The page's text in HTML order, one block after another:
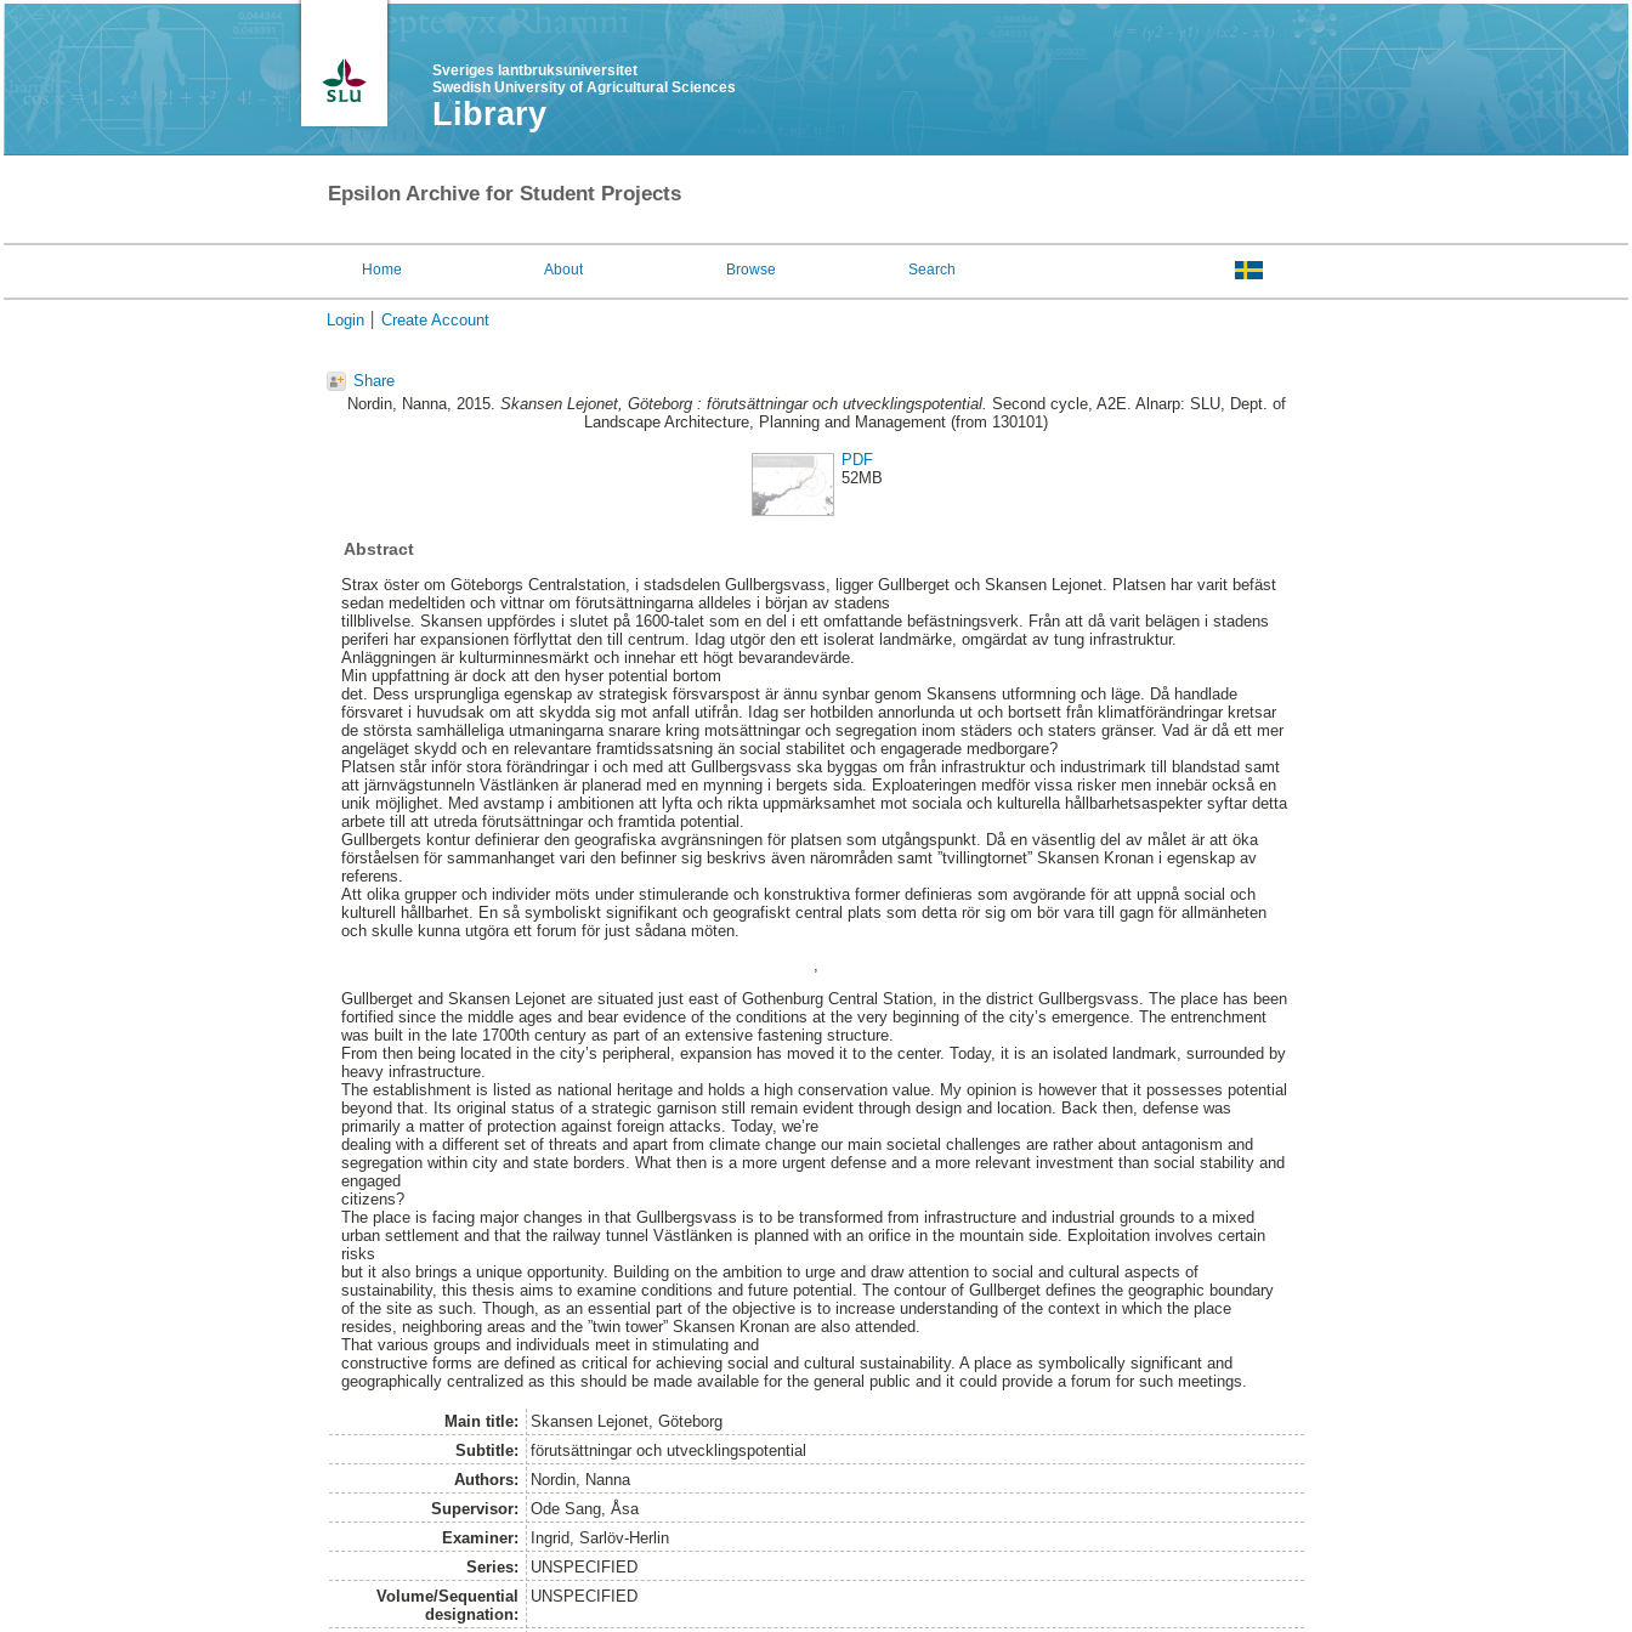
Sveriges lantbruksuniversitet
Swedish University of Agricultural Sciences
Library
Epsilon Archive for Student Projects
Home About Browse Search
Login Create Account
Share
Nordin, Nanna, 2015. Skansen Lejonet, Göteborg : förutsättningar och utvecklingspotential. Second cycle, A2E. Alnarp: SLU, Dept. of
Landscape Architecture, Planning and Management (from 130101)
PDF
52MB
Abstract
Strax öster om Göteborgs Centralstation, i stadsdelen Gullbergsvass, ligger Gullberget och Skansen Lejonet. Platsen har varit befäst
sedan medeltiden och vittnar om förutsättningarna alldeles i början av stadens
tillblivelse. Skansen uppfördes i slutet på 1600-talet som en del i ett omfattande befästningsverk. Från att då varit belägen i stadens
periferi har expansionen förflyttat den till centrum. Idag utgör den ett isolerat landmärke, omgärdat av tung infrastruktur.
Anläggningen är kulturminnesmärkt och innehar ett högt bevarandevärde.
Min uppfattning är dock att den hyser potential bortom
det. Dess ursprungliga egenskap av strategisk försvarspost är ännu synbar genom Skansens utformning och läge. Då handlade
försvaret i huvudsak om att skydda sig mot anfall utifrån. Idag ser hotbilden annorlunda ut och bortsett från klimatförändringar kretsar
de största samhälleliga utmaningarna snarare kring motsättningar och segregation inom städers och staters gränser. Vad är då ett mer
angeläget skydd och en relevantare framtidssatsning än social stabilitet och engagerade medborgare?
Platsen står inför stora förändringar i och med att Gullbergsvass ska byggas om från infrastruktur och industrimark till blandstad samt
att järnvägstunneln Västlänken är planerad med en mynning i bergets sida. Exploateringen medför vissa risker men innebär också en
unik möjlighet. Med avstamp i ambitionen att lyfta och rikta uppmärksamhet mot sociala och kulturella hållbarhetsaspekter syftar detta
arbete till att utreda förutsättningar och framtida potential.
Gullbergets kontur definierar den geografiska avgränsningen för platsen som utgångspunkt. Då en väsentlig del av målet är att öka
förståelsen för sammanhanget vari den befinner sig beskrivs även närområden samt ”tvillingtornet” Skansen Kronan i egenskap av
referens.
Att olika grupper och individer möts under stimulerande och konstruktiva former definieras som avgörande för att uppnå social och
kulturell hållbarhet. En så symboliskt signifikant och geografiskt central plats som detta rör sig om bör vara till gagn för allmänheten
och skulle kunna utgöra ett forum för just sådana möten.
Gullberget and Skansen Lejonet are situated just east of Gothenburg Central Station, in the district Gullbergsvass. The place has been
fortified since the middle ages and bear evidence of the conditions at the very beginning of the city’s emergence. The entrenchment
was built in the late 1700th century as part of an extensive fastening structure.
From then being located in the city’s peripheral, expansion has moved it to the center. Today, it is an isolated landmark, surrounded by
heavy infrastructure.
The establishment is listed as national heritage and holds a high conservation value. My opinion is however that it possesses potential
beyond that. Its original status of a strategic garnison still remain evident through design and location. Back then, defense was
primarily a matter of protection against foreign attacks. Today, we’re
dealing with a different set of threats and apart from climate change our main societal challenges are rather about antagonism and
segregation within city and state borders. What then is a more urgent defense and a more relevant investment than social stability and
engaged
citizens?
The place is facing major changes in that Gullbergsvass is to be transformed from infrastructure and industrial grounds to a mixed
urban settlement and that the railway tunnel Västlänken is planned with an orifice in the mountain side. Exploitation involves certain
risks
but it also brings a unique opportunity. Building on the ambition to urge and draw attention to social and cultural aspects of
sustainability, this thesis aims to examine conditions and future potential. The contour of Gullberget defines the geographic boundary
of the site as such. Though, as an essential part of the objective is to increase understanding of the context in which the place
resides, neighboring areas and the ”twin tower” Skansen Kronan are also attended.
That various groups and individuals meet in stimulating and
constructive forms are defined as critical for achieving social and cultural sustainability. A place as symbolically significant and
geographically centralized as this should be made available for the general public and it could provide a forum for such meetings.
Main title:
Skansen Lejonet, Göteborg
Subtitle:
förutsättningar och utvecklingspotential
Authors:
Nordin, Nanna
Supervisor:
Ode Sang, Åsa
Examiner:
Ingrid, Sarlöv-Herlin
Series:
UNSPECIFIED
Volume/Sequential
designation:
UNSPECIFIED